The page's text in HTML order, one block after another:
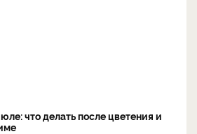
что делать после цветения и